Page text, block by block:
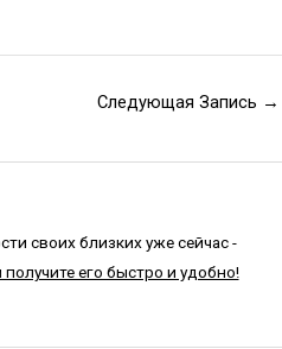
Следующая Запись →
своих близких уже сейчас -
его быстро и удобно!